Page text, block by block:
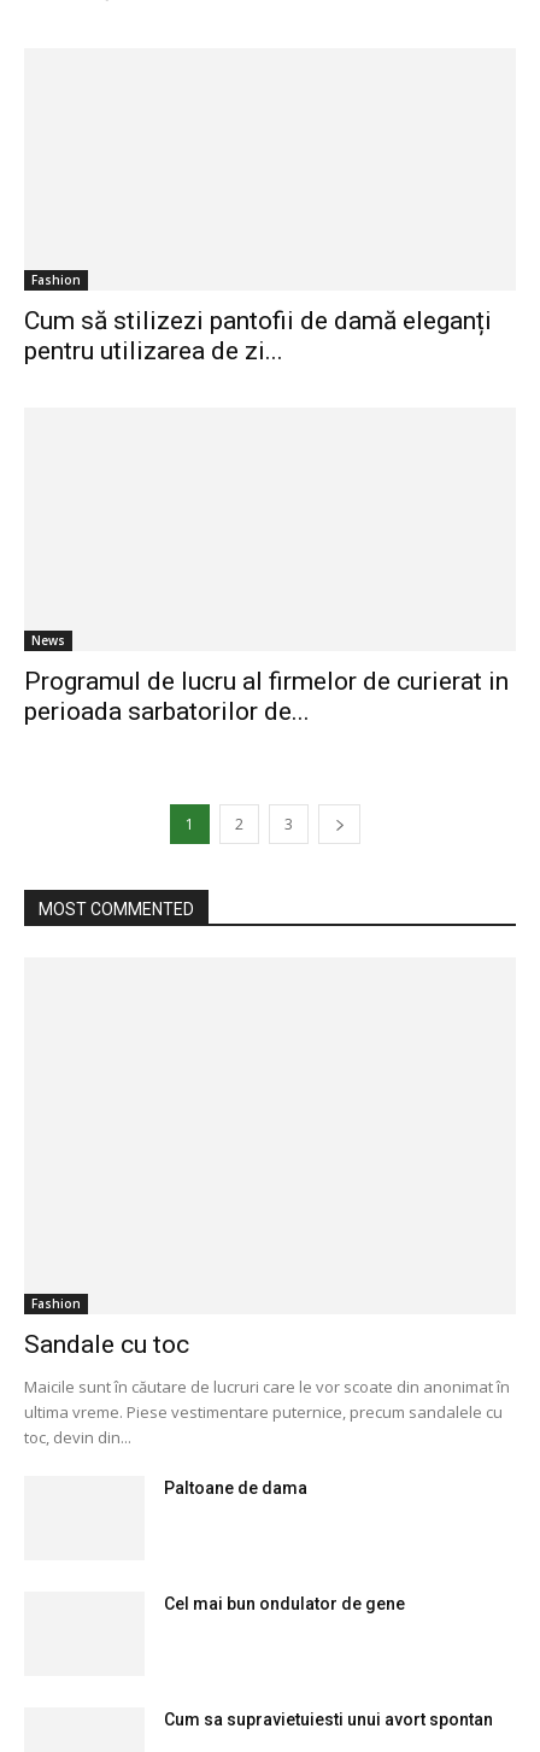
Fashion
Cum să stilizezi pantofii de damă eleganți
pentru utilizarea de zi...
News
Programul de lucru al firmelor de curierat in
perioada sarbatorilor de...
1 2 3
MOST COMMENTED
Fashion
Sandale cu toc
Maicile sunt în căutare de lucruri care le vor scoate din anonimat în
ultima vreme. Piese vestimentare puternice, precum sandalele cu
toc, devin din...
Paltoane de dama
Cel mai bun ondulator de gene
Cum sa supravietuiesti unui avort spontan